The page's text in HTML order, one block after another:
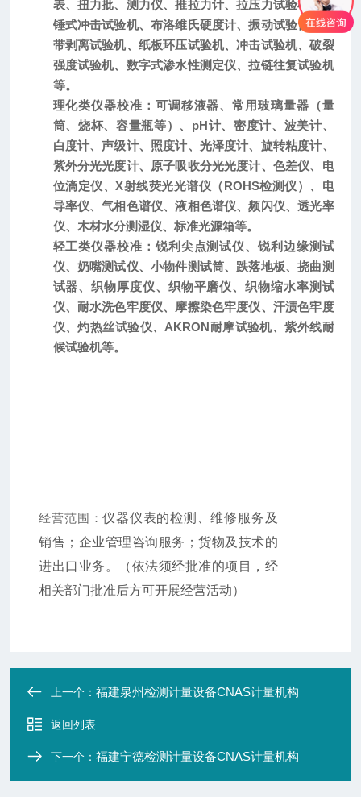
表、扭力批、测力仪、推拉力计、拉压力试验机 、摆
锤式冲击试验机、布洛维氏硬度计、振动试验台、胶
带剥离试验机、纸板环压试验机、冲击试验机、破裂
强度试验机、数字式渗水性测定仪、拉链往复试验机
等。
理化类仪器校准： 可调移液器、常用玻璃量器（量
筒、烧杯、容量瓶等） 、pH计、 密度计、波美计、
白度计、声级计、照度计、光泽度计、 旋转粘度计、
紫外分光光度计、原子吸收分光光度计、 色差仪、 电
位滴定仪、X射线荧光光谱仪（ROHS检测仪）、电
导率仪、气相色谱仪、液相色谱仪、频闪仪、透光率
仪、木材水分测湿仪、标准光源箱等。
轻工类仪器校准： 锐利尖点测试仪、锐利边缘测试
仪、奶嘴测试仪、小物件测试筒、跌落地板、挠曲测
试器、织物厚度仪、织物平磨仪、织物缩水率测试
仪、耐水洗色牢度仪、摩擦染色牢度仪、汗渍色牢度
仪、灼热丝试验仪、AKRON耐摩试验机、紫外线耐
候试验机等。
经营范围：仪器仪表的检测、维修服务及
销售；企业管理咨询服务；货物及技术的
进出口业务。（依法须经批准的项目，经
相关部门批准后方可开展经营活动）
上一个：福建泉州检测计量设备CNAS计量机构
返回列表
下一个：福建宁德检测计量设备CNAS计量机构